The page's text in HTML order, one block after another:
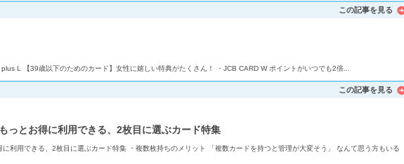
この記事を見る
L 【39歳以下のためのカード】女性に嬉しい特典がたくさん！ ・JCB CARD W ポイントがいつでも2倍...
この記事を見る
っとお得に利用できる、2枚目に選ぶカード特集
利用できる、2枚目に選ぶカード特集 ・複数枚持ちのメリット 「複数カードを持つと管理が大変そう」 なんて思う方もいる